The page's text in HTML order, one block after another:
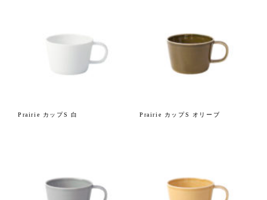
Prairie カップS 白 Prairie カップS オリーブ